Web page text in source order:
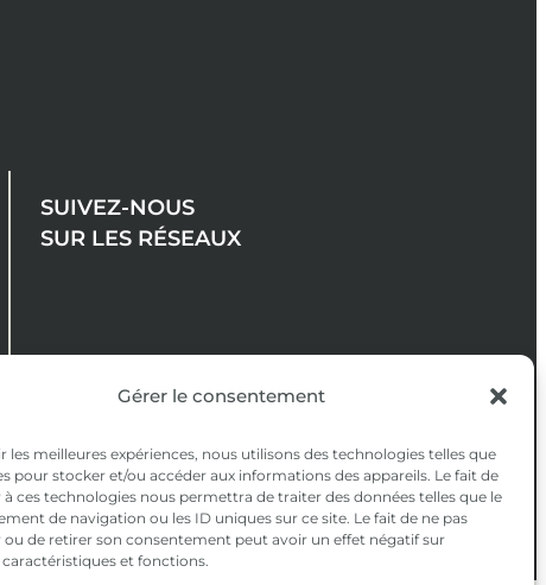
Gérer le consentement
les meilleures expériences, nous utilisons des technologies telles que
pour stocker et/ou accéder aux informations des appareils. Le fait de
ces technologies nous permettra de traiter des données telles que le
de navigation ou les ID uniques sur ce site. Le fait de ne pas
ou de retirer son consentement peut avoir un effet négatif sur
et fonctions.
SUIVEZ-NOUS
SUR LES RÉSEAUX